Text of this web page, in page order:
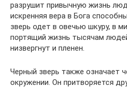
разрушит привычную жизнь
искренняя вера в Бога
зверь одет в овечью шкуру, в
портящий жизнь тысячам
низвергнут и пленен.
Черный зверь также означает
окружении. Он притворяется